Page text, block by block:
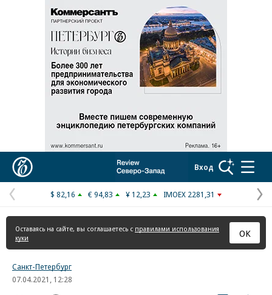
Реклама в «Ъ» www.kommersant.ru/ad
Вход
Предыдущая
страница
$ 82,16 € 94,83 ¥ 12,23 IMOEX 2281,31
Оставаясь на сайте, вы соглашаетесь с правилами использования
куки
ОК
Санкт-Петербург
07.04.2021, 12:28